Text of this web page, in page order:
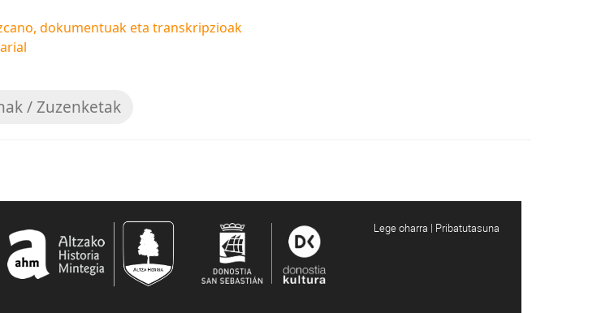
dokumentuak eta transkripzioak
/ Zuzenketak
Lege oharra | Pribatutasuna